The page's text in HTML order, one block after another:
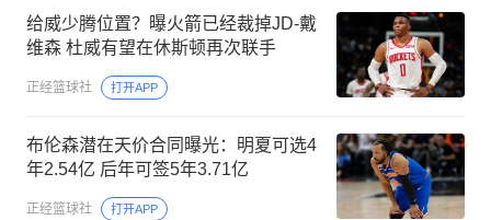
给威少腾位置？曝火箭已经裁掉JD-戴
维森 杜威有望在休斯顿再次联手
正经篮球社 打开APP
布伦森潜在天价合同曝光：明夏可选4
年2.54亿 后年可签5年3.71亿
正经篮球社 打开APP